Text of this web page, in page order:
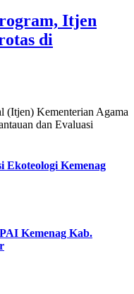
Itjen
di
(Itjen) Kementerian Agama
dan Evaluasi
Ekoteologi Kemenag
Kemenag Kab.